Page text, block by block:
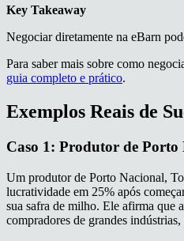
Key Takeaway
Negociar diretamente na eBarn
Para saber mais sobre como
guia completo e prático.
Exemplos Reais de
Caso 1: Produtor de Porto
Um produtor de Porto Nacional,
lucratividade em 25% após
sua safra de milho. Ele afirma que
compradores de grandes